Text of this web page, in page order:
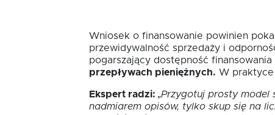
Wniosek o finansowanie powinien
przewidywalność sprzedaży i
pogarszający dostępność
przepływach pieniężnych. W praktyce
Ekspert radzi: „Przygotuj prosty
nadmiarem opisów, tylko skup się na